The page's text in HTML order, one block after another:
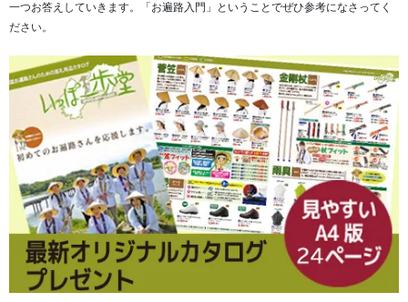
一つお答えしていきます。「お遍路入門」ということでぜひ参考になさってく
ださい。